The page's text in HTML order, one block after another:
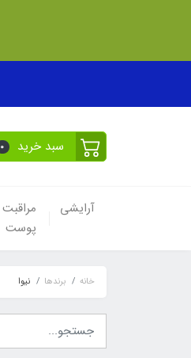
سبد خرید 0
آرایشی
مراقبت
پوست
خانه برندها نیوا